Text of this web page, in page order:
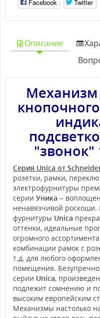
Facebook Twitter
Описание
Механизм
"звонок"
Серия Unica от
розетки, рамки,
электрофурнитуры
серии Уника –
ненавязчивой
фурнитуры Unica
оттенки, идеальные
огромного
комбинации рамок с
т.д. для любого
помещения.
серии Unica,
подлежит сомнению и
высоким европейским
Механизмы настолько